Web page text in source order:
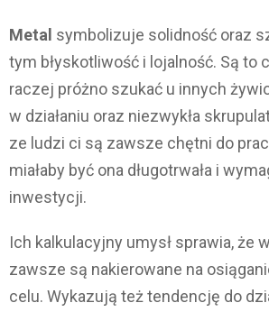
Metal symbolizuje solidność oraz
tym błyskotliwość i lojalność. Są to
raczej próżno szukać u innych
w działaniu oraz niezwykła
ze ludzi ci są zawsze chętni do
miałaby być ona długotrwała i
inwestycji.
Ich kalkulacyjny umysł sprawia, że
zawsze są nakierowane na
celu. Wykazują też tendencję do